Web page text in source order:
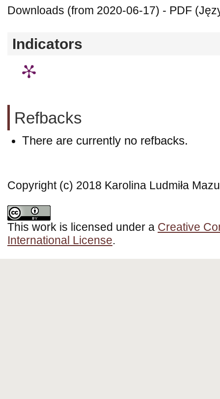
Downloads (from 2020-06-17) - PDF
Indicators
Refbacks
There are currently no refbacks.
Copyright (c) 2018 Karolina Ludmiła
This work is licensed under a Creative
International License.